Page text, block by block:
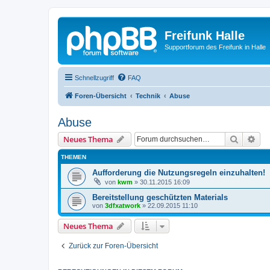
Freifunk Halle
Supportforum des Freifunk in Halle
Schnellzugriff FAQ
Foren-Übersicht Technik Abuse
Abuse
Neues Thema Suche
THEMEN
Aufforderung die Nutzungsregeln einzuhalten!
von kwm » 30.11.2015 16:09
Bereitstellung geschützten Materials
von 3dfxatwork » 22.09.2015 11:10
Neues Thema
Zurück zur Foren-Übersicht